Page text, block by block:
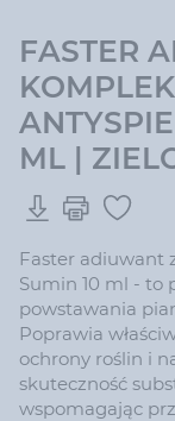
FASTER
ML |
Faster adiuwant
Sumin 10 ml - to
powstawania
Poprawia
ochrony roślin i
skuteczność
wspomagając